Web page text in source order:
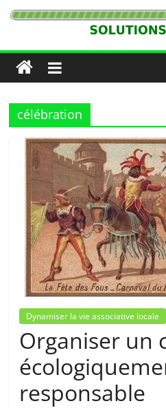
Passer
Solutions
Locales
célébration
Dynamiser la vie associative locale
Organiser un
responsable